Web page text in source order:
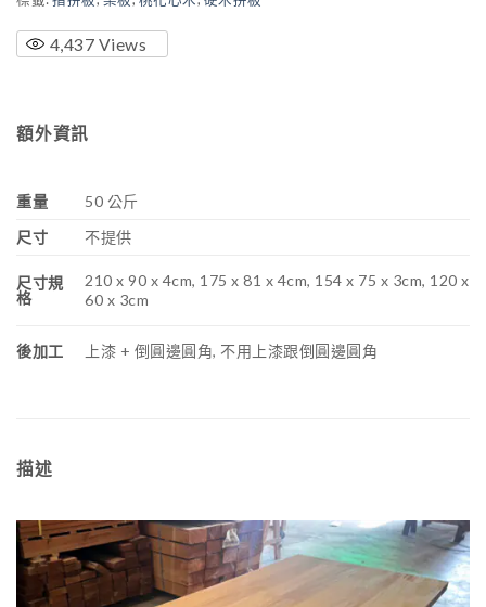
4,437 Views
額外資訊
重量
50 公斤
尺寸
不提供
尺寸規
格
210 x 90 x 4cm, 175 x 81 x 4cm, 154 x 75 x 3cm, 120 x
60 x 3cm
後加工 上漆 + 倒圓邊圓角, 不用上漆跟倒圓邊圓角
描述